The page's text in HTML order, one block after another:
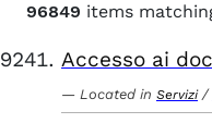
96849 items
Accesso ai
Located in Servizi /